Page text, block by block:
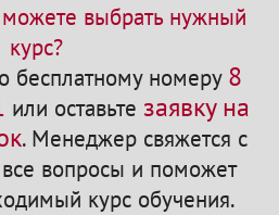
выбрать нужный
курс?
бесплатному номеру 8
или оставьте заявку на
.Менеджер свяжется с
все вопросы и поможет
курс обучения.